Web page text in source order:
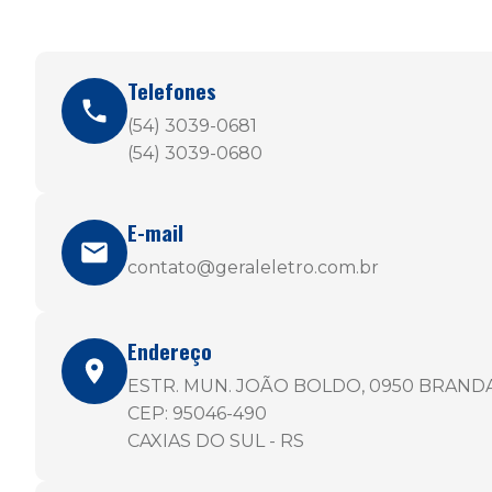
Telefones
(54) 3039-0681
(54) 3039-0680
E-mail
contato@geraleletro.com.br
Endereço
ESTR. MUN. JOÃO BOLDO, 0950
CEP: 95046-490
CAXIAS DO SUL - RS